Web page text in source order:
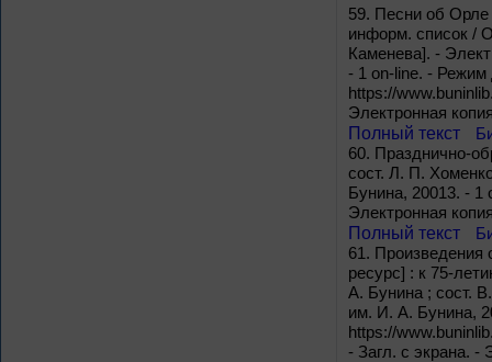
59. Песни об Орле
информ. список /
Каменева]. -
- 1 on-line. - Режим
https://
Электронная
Полный текст
60. Празднично-
сост. Л. П.
Бунина, 20013. - 1
Электронная
Полный текст
61. Произведения
ресурс] : к 75-
А. Бунина ; сост.
им. И. А. Бунина,
https://
- Загл. с экрана.